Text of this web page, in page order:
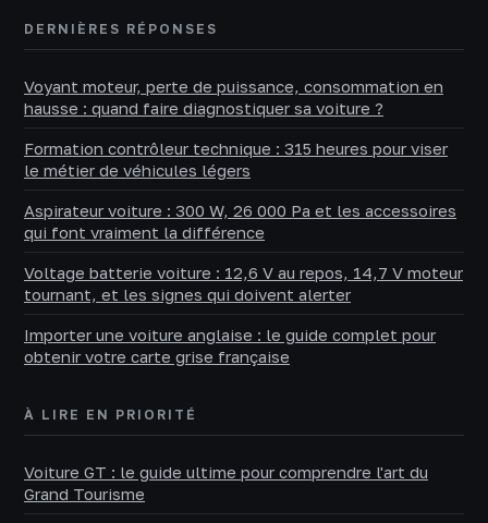
DERNIÈRES RÉPONSES
Voyant moteur, perte de puissance, consommation en
hausse : quand faire diagnostiquer sa voiture ?
Formation contrôleur technique : 315 heures pour viser
le métier de véhicules légers
Aspirateur voiture : 300 W, 26 000 Pa et les accessoires
qui font vraiment la différence
Voltage batterie voiture : 12,6 V au repos, 14,7 V moteur
tournant, et les signes qui doivent alerter
Importer une voiture anglaise : le guide complet pour
obtenir votre carte grise française
À LIRE EN PRIORITÉ
Voiture GT : le guide ultime pour comprendre l'art du
Grand Tourisme